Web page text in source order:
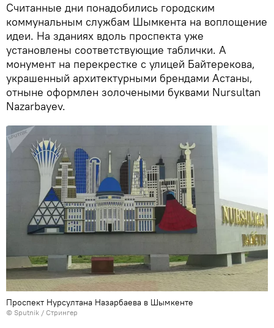
Считанные дни понадобились городским
коммунальным службам Шымкента на воплощение
идеи. На зданиях вдоль проспекта уже
установлены соответствующие таблички. А
монумент на перекрестке с улицей Байтерекова,
украшенный архитектурными брендами Астаны,
отныне оформлен золочеными буквами Nursultan
Nazarbayev.
Проспект Нурсултана Назарбаева в Шымкенте
© Sputnik / Стрингер